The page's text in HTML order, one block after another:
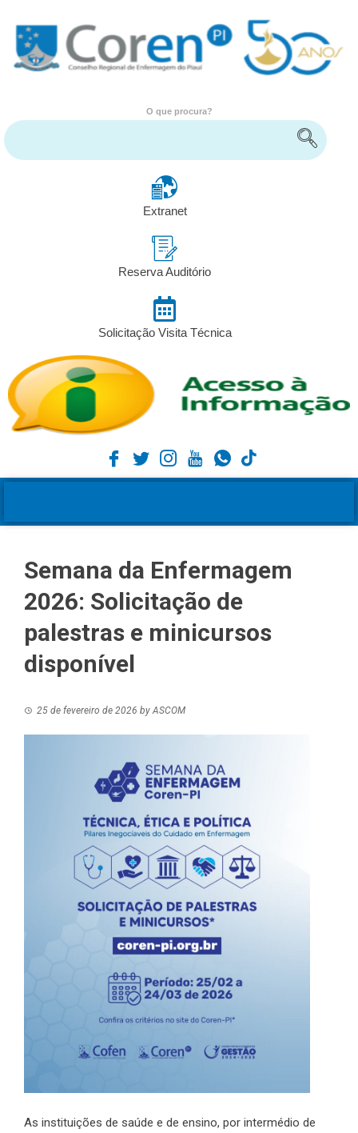
O que procura?
Extranet
Reserva Auditório
Solicitação Visita Técnica
Semana da Enfermagem
2026: Solicitação de
palestras e minicursos
disponível
25 de fevereiro de 2026 byASCOM
As instituições de saúde e de ensino, por intermédio de